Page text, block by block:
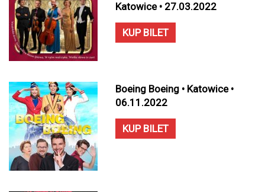
Katowice • 27.03.2022
KUP BILET
Boeing Boeing • Katowice •
06.11.2022
KUP BILET